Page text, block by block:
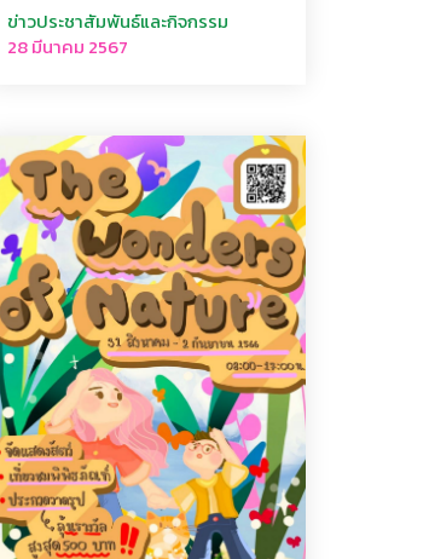
ข่าวประชาสัมพันธ์และกิจกรรม
28 มีนาคม 2567